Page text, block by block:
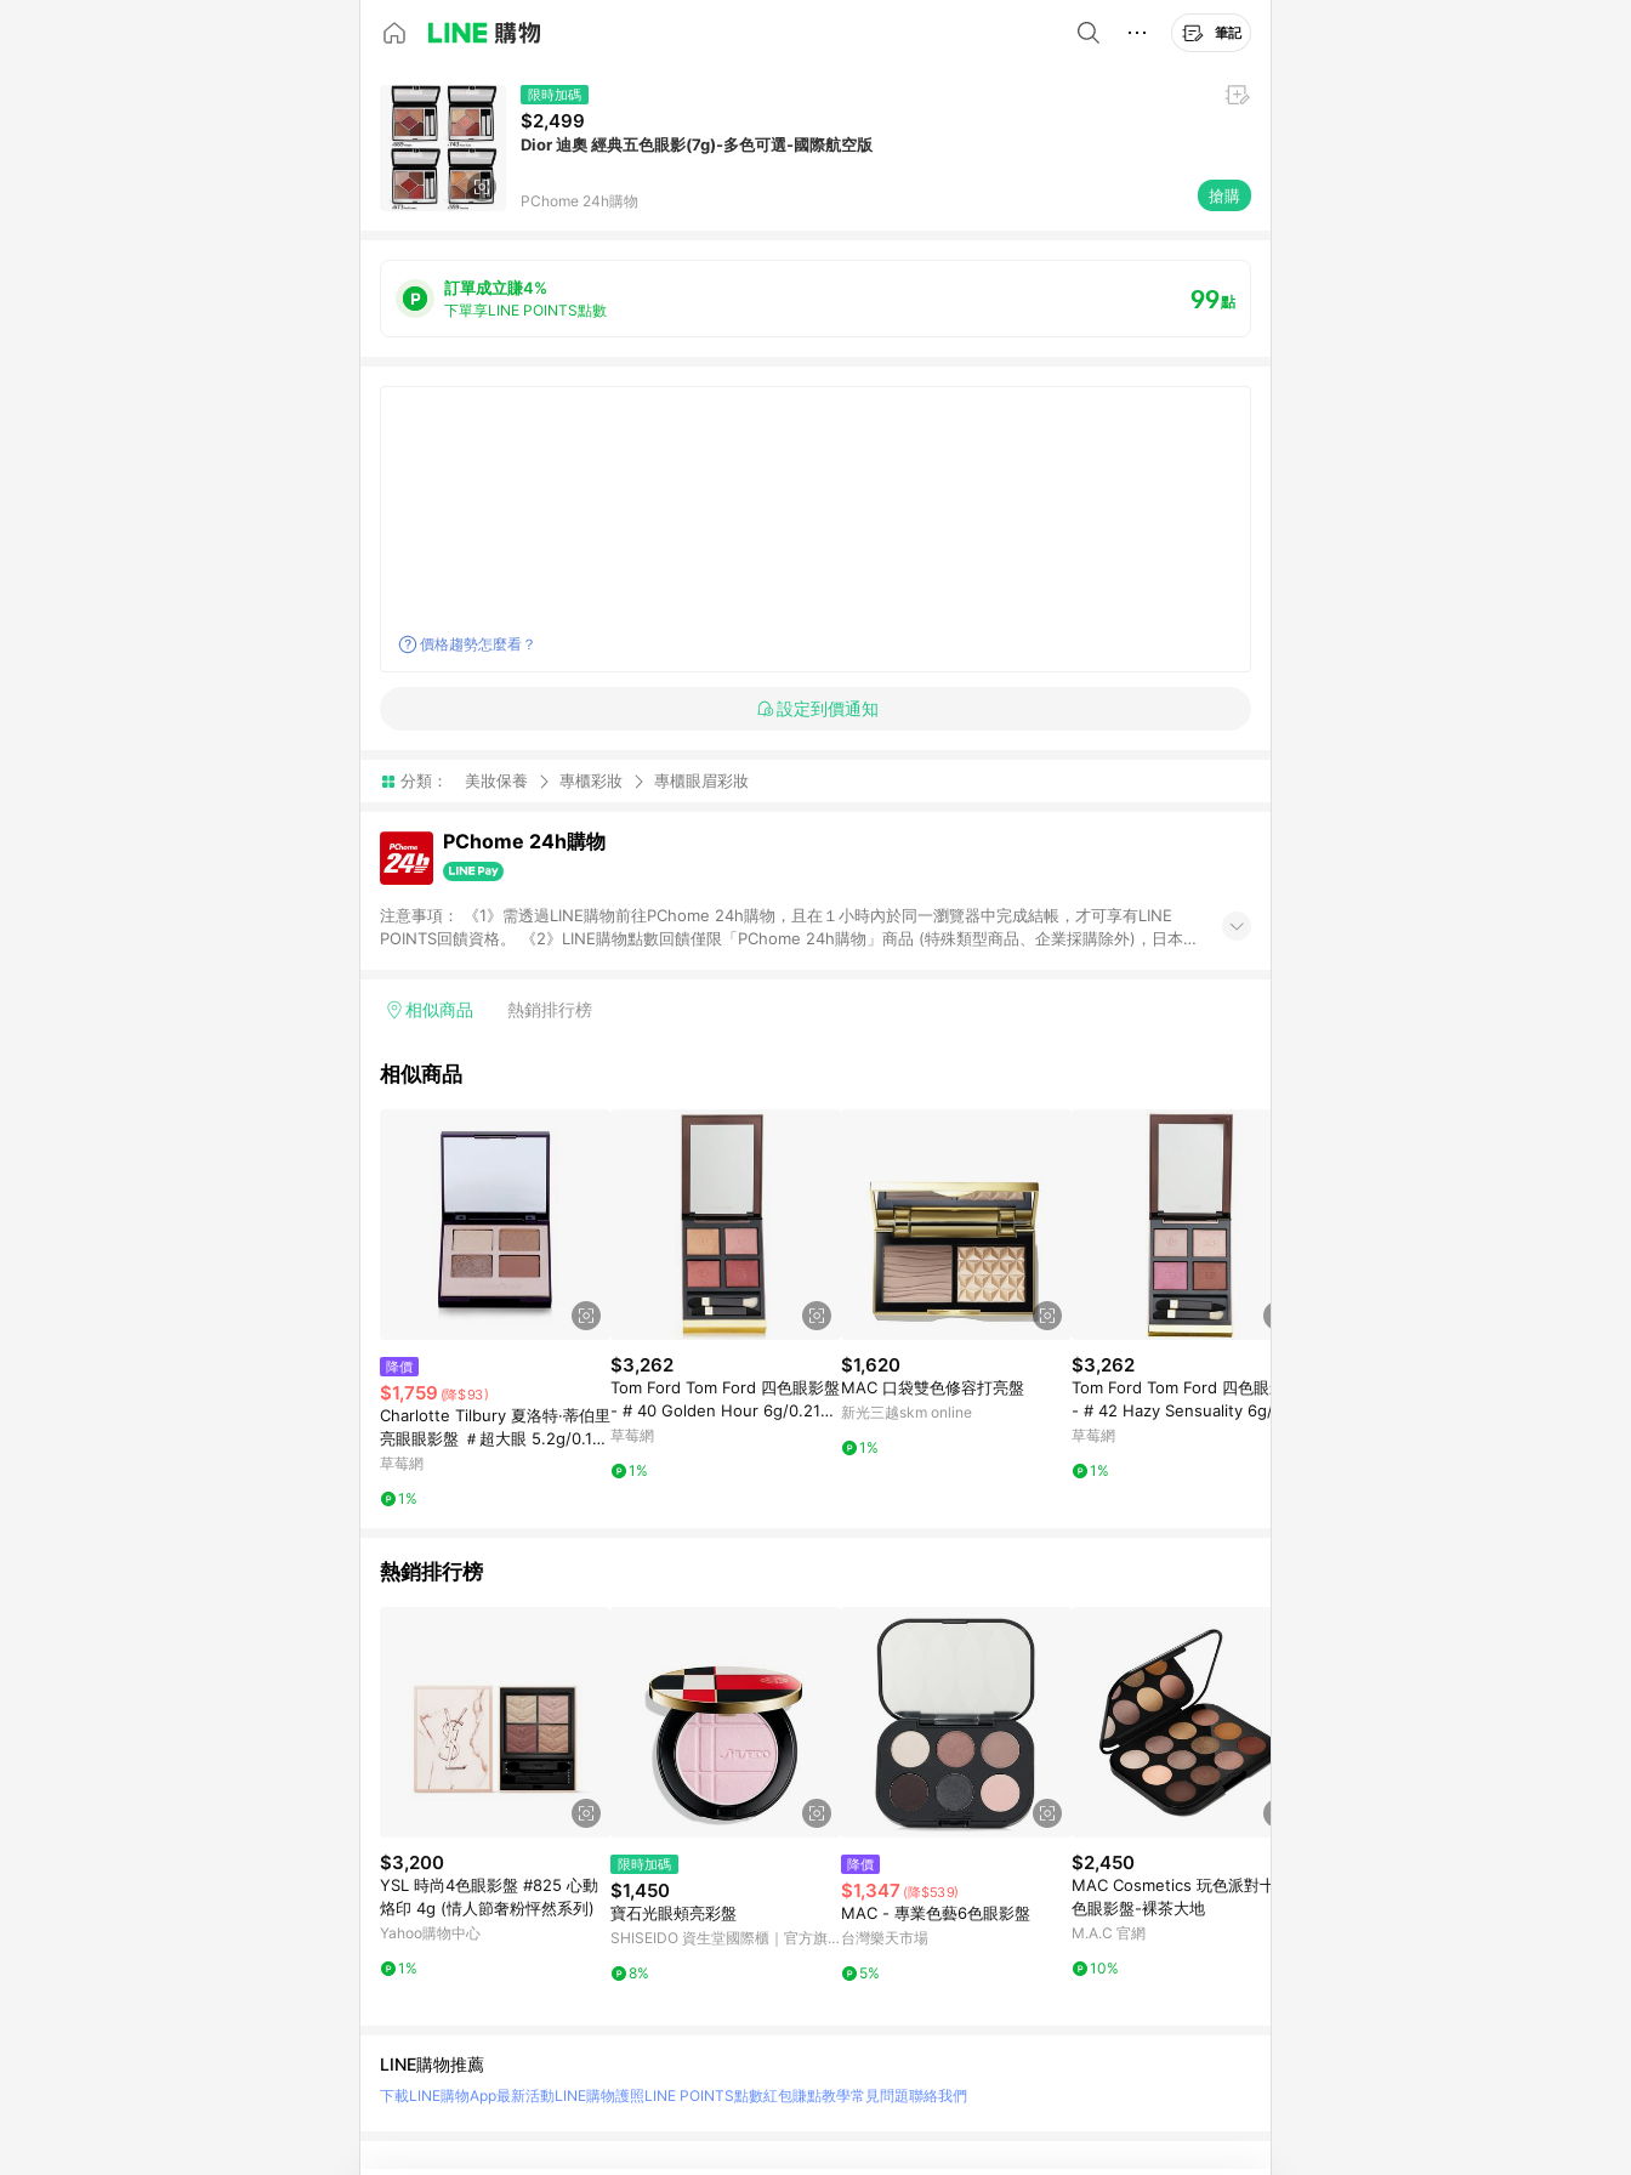
筆記
限時加碼
$2,499
Dior 迪奧 經典五色眼影(7g)-多色可選-國際航空版
PChome 24h購物 搶購
訂單成立賺4%
下單享LINE POINTS點數 99點
價格趨勢怎麼看？
設定到價通知
分類： 美妝保養 專櫃彩妝 專櫃眼眉彩妝
PChome 24h購物
注意事項： 《1》需透過LINE購物前往PChome 24h購物，且在１小時內於同一瀏覽器中完成結帳，才可享有LINE
POINTS回饋資格。 《2》LINE購物點數回饋僅限「PChome 24h購物」商品 (特殊類型商品、企業採購除外)，日本代
PChome儲值商品、企業專區/企業採購、部分指定商品 - 下載軟體、奶粉/副食品、電腦軟體、InComm儲值點數、點
商家訂單頁面標示「LINE回饋」，若無此標示則 不符合回饋LINE POINTS點數資格亦不得使用點數紅包 。 《7》LINE
並依訂單成立時間當下LINE購物所設定的回饋機制為準。 《8》LINE購物為購物資訊整合性平台，商品資料更新會有
時間差，如顯示之商品規格、顏色、價位、贈品與PChome 24h購物銷售網頁不符，以銷售網頁標示為準！
相似商品 熱銷排行榜
相似商品
降價
$1,759 (降$93)
Charlotte Tilbury 夏洛特·蒂伯里
亮眼眼影盤 ＃超大眼 5.2g/0.18
oz-眼影
草莓網
1%
$3,262
Tom Ford Tom Ford 四色眼影盤
- # 40 Golden Hour 6g/0.21oz
-眼影
草莓網
1%
$1,620
MAC 口袋雙色修容打亮盤
新光三越skm online
1%
$3,262
Tom Ford Tom Ford 四色眼影盤
- # 42 Hazy Sensuality 6g/0.2
1oz-眼影
草莓網
1%
熱銷排行榜
$3,200
YSL 時尚4色眼影盤 #825 心動
烙印 4g (情人節奢粉怦然系列)
Yahoo購物中心
1%
限時加碼
$1,450
寶石光眼頰亮彩盤
SHISEIDO 資生堂國際櫃｜官方旗
8%
降價
$1,347 (降$539)
MAC - 專業色藝6色眼影盤
台灣樂天市場
5%
$2,450
MAC Cosmetics 玩色派對十二
色眼影盤-裸茶大地
M.A.C 官網
10%
LINE購物推薦
下載LINE購物App最新活動LINE購物護照LINE POINTS點數紅包賺點教學常見問題聯絡我們